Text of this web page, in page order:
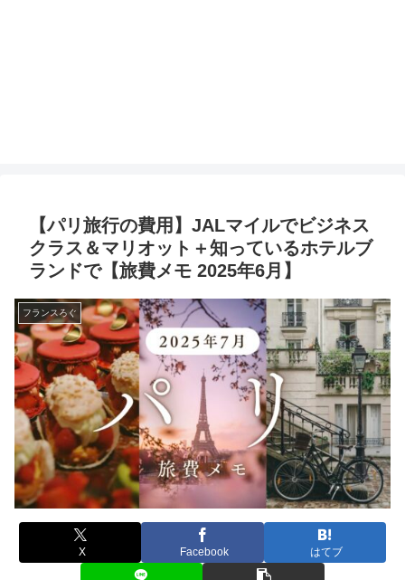
【パリ旅行の費用】JALマイルでビジネス
クラス＆マリオット＋知っているホテルブ
ランドで【旅費メモ 2025年6月】
フランスろぐ
X Facebook はてブ